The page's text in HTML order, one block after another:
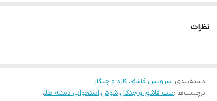
نظرات
دسته‌بندی: سرویس قاشق، کارد و چنگال
برچسب‌ها :ست قاشق و چنگال،شوش،استخوانی دسته طلا،